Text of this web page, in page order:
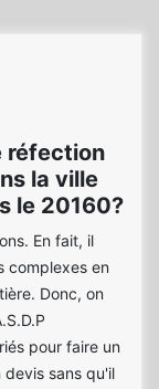
réfection
la ville
le 20160?
En fait, il
complexes en
Donc, on
pour faire un
devis sans qu'il